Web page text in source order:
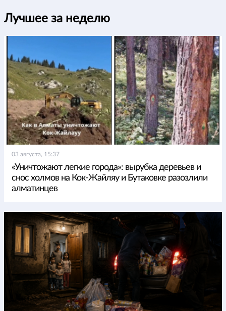
Лучшее за неделю
03 августа, 15:37
«Уничтожают легкие города»: вырубка деревьев и
снос холмов на Кок-Жайляу и Бутаковке разозлили
алматинцев